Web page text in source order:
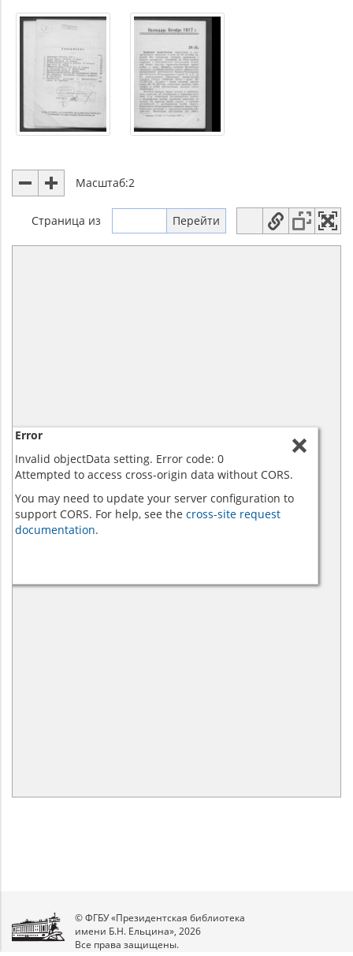
Масштаб:2
Страница из
Error
Invalid objectData setting. Error code: 0
Attempted to access cross-origin data without CORS.
You may need to update your server configuration to
support CORS. For help, see the cross-site request
documentation.
© ФГБУ «Президентская библиотека
имени Б.Н. Ельцина», 2026
Все права защищены.